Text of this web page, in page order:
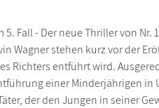
Fall - Der neue Thriller von Nr.
Wagner stehen kurz vor der
Richters entführt wird.
einer Minderjährigen in
der den Jungen in seiner